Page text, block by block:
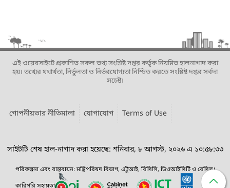
এই ওয়েবসাইটে প্রকাশিত সকল তথ্য সংশ্লিষ্ট দপ্তর কর্তৃক নিয়মিত হালনাগাদ করা
হয়। তথ্যের যথার্থতা, নির্ভুলতা ও নির্ভরযোগ্যতা নিশ্চিত করতে সংশ্লিষ্ট দপ্তর সর্বদা
সচেষ্ট।
গোপনীয়তার নীতিমালা যোগাযোগ Terms of Use
সাইটটি শেষ হাল-নাগাদ করা হয়েছে: শনিবার, ৮ আগস্ট, ২০২৬ এ ১০:৫৮:৩৩
পরিকল্পনা এবং বাস্তবায়ন: মন্ত্রিপরিষদ বিভাগ, এটুআই, বিসিসি, ডিওআইসিটি ও বেসিস।
কারিগরি সহায়তা